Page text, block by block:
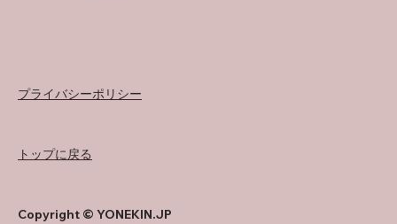
トップに戻る
Copyright © YONEKIN.JP
プライバシーポリシー